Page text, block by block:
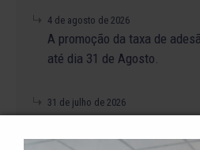
4 de agosto de 2026
A promoção da taxa de
até dia 31 de Agosto.
31 de julho de 2026
a gente.